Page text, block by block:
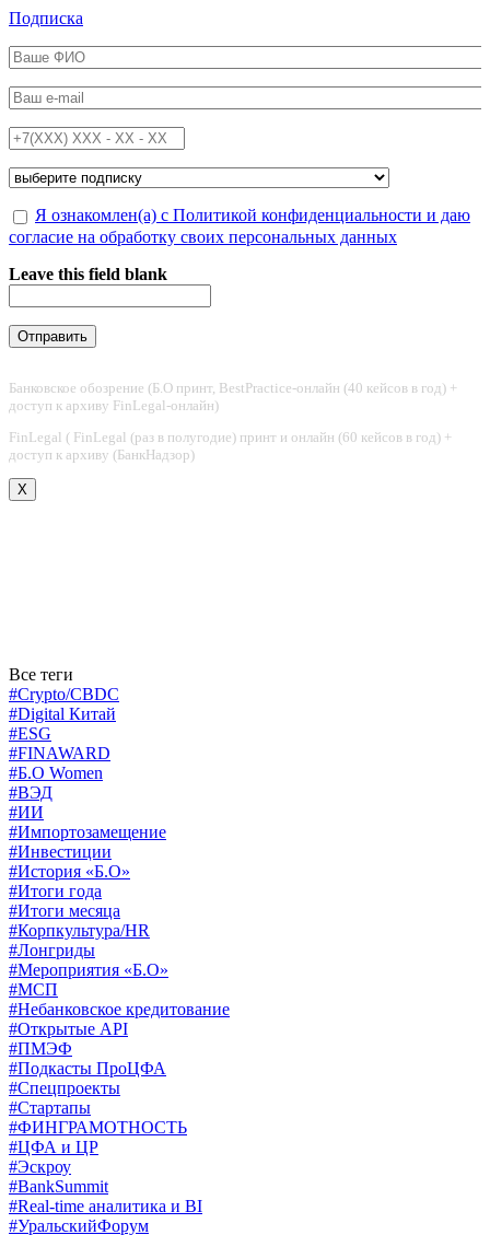
Перейти к основному содержанию
Подписка
ФИО*
Email*
Телефон*
Подписка на*
Обработка персональных данных*
Я ознакомлен(а) с Политикой конфиденциальности и даю
согласие на обработку своих персональных данных
Leave this field blank
Банковское обозрение (Б.О принт, BestPractice-онлайн (40 кейсов в год) +
доступ к архиву FinLegal-онлайн)
FinLegal ( FinLegal (раз в полугодие) принт и онлайн (60 кейсов в год) +
доступ к архиву (БанкНадзор)
X
Все теги
#Crypto/CBDC
#Digital Китай
#ESG
#FINAWARD
#Б.О Women
#ВЭД
#ИИ
#Импортозамещение
#Инвестиции
#История «Б.О»
#Итоги года
#Итоги месяца
#Корпкультура/HR
#Лонгриды
#Мероприятия «Б.О»
#МСП
#Небанковское кредитование
#Открытые API
#ПМЭФ
#Подкасты ПроЦФА
#Спецпроекты
#Стартапы
#ФИНГРАМОТНОСТЬ
#ЦФА и ЦР
#Эскроу
#BankSummit
#Real-time аналитика и BI
#УральскийФорум